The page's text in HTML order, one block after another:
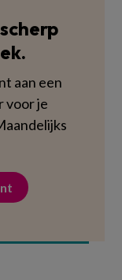
aan een
voor je